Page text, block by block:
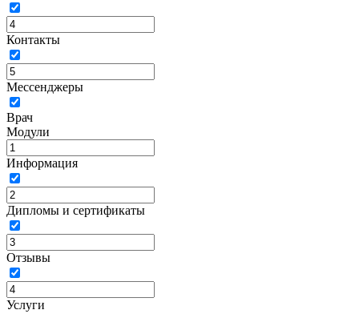
Контакты
Мессенджеры
Врач
Модули
Информация
Дипломы и сертификаты
Отзывы
Услуги